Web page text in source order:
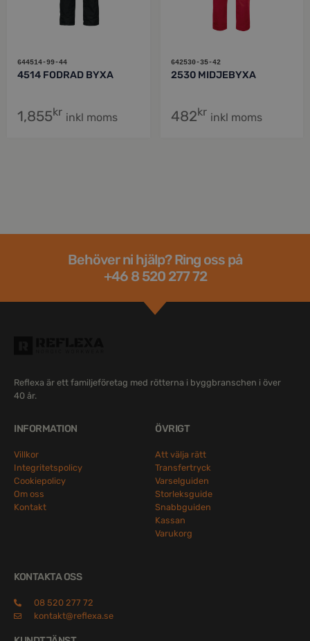
644514-99-44
4514 FODRAD BYXA
1,855kr inkl moms
642530-35-42
2530 MIDJEBYXA
482kr inkl moms
Behöver ni hjälp? Ring oss på
+46 8 520 277 72
Reflexa är ett familjeföretag med rötterna i byggbranschen i över
40 år.
INFORMATION
Villkor
Integritetspolicy
Cookiepolicy
Om oss
Kontakt
ÖVRIGT
Att välja rätt
Transfertryck
Varselguiden
Storleksguide
Snabbguiden
Kassan
Varukorg
KONTAKTA OSS
08 520 277 72
kontakt@reflexa.se